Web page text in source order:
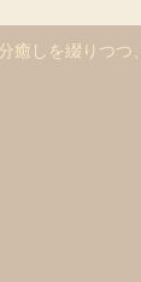
癒しを綴りつつ